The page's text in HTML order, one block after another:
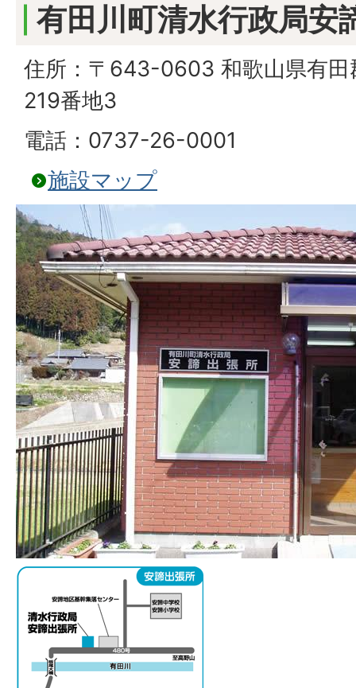
有田川町清水行政局安
住所：〒643-0603 和歌山県有田
219番地3
電話：0737-26-0001
施設マップ